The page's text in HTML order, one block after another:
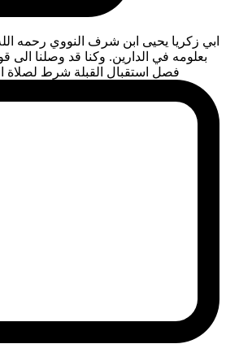
ابي زكريا يحيى ابن شرف النووي رحمه
بعلومه في الدارين. وكنا قد وصلنا الى
فصل استقبال القبلة شرط لصلاة